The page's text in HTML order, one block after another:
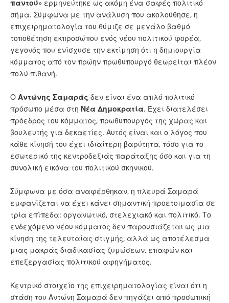
παντού» ερμηνεύτηκε ως ακόμη ένα σαφές πολιτικό
σήμα. Σύμφωνα με την ανάλυση που ακολούθησε, η
επιχειρηματολογία του θύμιζε σε μεγάλο βαθμό
τοποθέτηση εκπροσώπου ενός νέου πολιτικού φορέα,
γεγονός που ενίσχυσε την εκτίμηση ότι η δημιουργία
κόμματος από τον πρώην πρωθυπουργό θεωρείται πλέον
πολύ πιθανή.
Ο Αντώνης Σαμαράς δεν είναι ένα απλό πολιτικό
πρόσωπο μέσα στη Νέα Δημοκρατία. Έχει διατελέσει
πρόεδρος του κόμματος, πρωθυπουργός της χώρας και
βουλευτής για δεκαετίες. Αυτός είναι και ο λόγος που
κάθε κίνησή του έχει ιδιαίτερη βαρύτητα, τόσο για το
εσωτερικό της κεντροδεξιάς παράταξης όσο και για τη
συνολική εικόνα του πολιτικού σκηνικού.
Σύμφωνα με όσα αναφέρθηκαν, η πλευρά Σαμαρά
εμφανίζεται να έχει κάνει σημαντική προετοιμασία σε
τρία επίπεδα: οργανωτικό, στελεχιακό και πολιτικό. Το
ενδεχόμενο νέου κόμματος δεν παρουσιάζεται ως μια
κίνηση της τελευταίας στιγμής, αλλά ως αποτέλεσμα
μιας μακράς διαδικασίας ζυμώσεων, επαφών και
επεξεργασίας πολιτικού αφηγήματος.
Κεντρικό στοιχείο της επιχειρηματολογίας είναι ότι η
στάση του Αντώνη Σαμαρά δεν πηγάζει από προσωπική